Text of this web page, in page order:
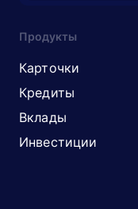
Продукты
Карточки
Кредиты
Вклады
Инвестиции